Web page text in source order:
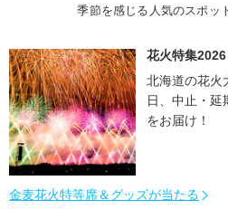
季節を感じる人気のスポッ
花火特集2026
北海道の花火
日、中止・延
をお届け！
金麦花火特等席＆グッズが当たる